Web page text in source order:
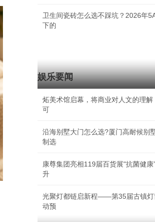
卫生间瓷砖怎么选不踩坑？2026年
下的
娱乐要闻
炻美术馆启幕，将商业对人文的理解
可
沿海别墅大门怎么选?厦门高耐候别
制选
康尊集团亮相119届百货展"抗菌健康
升
光聚灯都链启新程——第35届古镇灯
动预